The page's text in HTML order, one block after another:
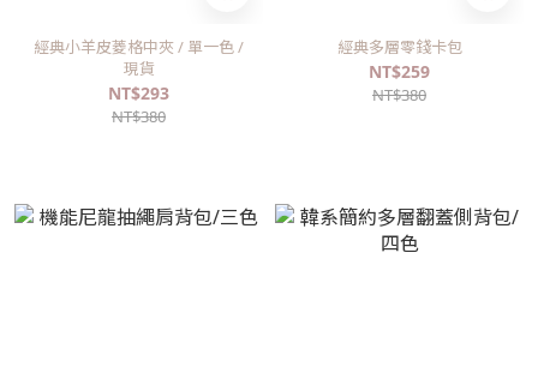
經典小羊皮菱格中夾 / 單一色 /
現貨
NT$293
NT$380
經典多層零錢卡包
NT$259
NT$380